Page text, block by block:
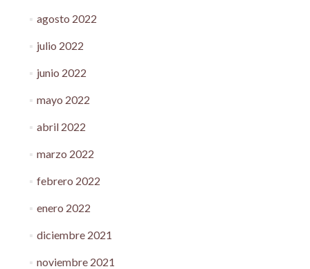
agosto 2022
julio 2022
junio 2022
mayo 2022
abril 2022
marzo 2022
febrero 2022
enero 2022
diciembre 2021
noviembre 2021